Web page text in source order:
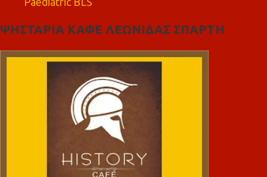
ΨΗΣΤΑΡΙΑ ΚΑΦΕ ΛΕΩΝΙΔΑΣ ΣΠΑΡΤΗ